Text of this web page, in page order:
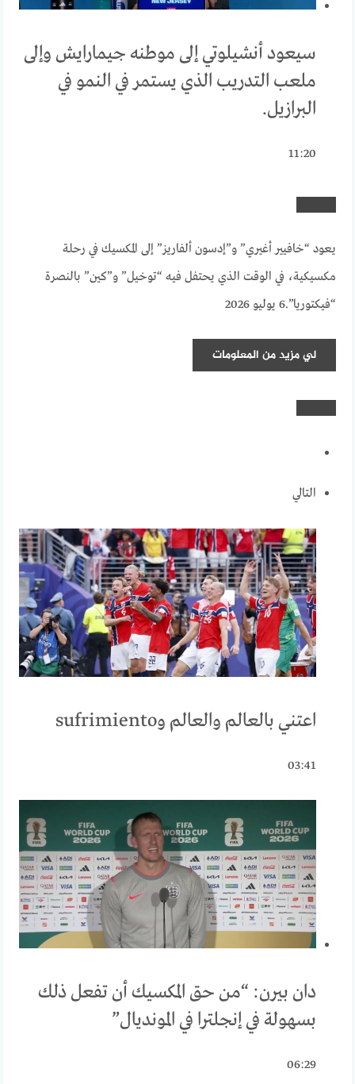
سيعود أنشيلوتي إلى موطنه جيمارايش وإلى
ملعب التدريب الذي يستمر في النمو في
البرازيل.
11:20
يعود “خافيير أغيري” و”إدسون ألفاريز” إلى المكسيك في رحلة
مكسيكية، في الوقت الذي يحتفل فيه “توخيل” و”كين” بالنصرة
“فيكتوريا”.6 يوليو 2026
ليمزيد من المعلومات
التالي
اعتني بالعالم والعالم وsufrimiento
03:41
دان بيرن: “من حق المكسيك أن تفعل ذلك
بسهولة في إنجلترا في المونديال”
06:29